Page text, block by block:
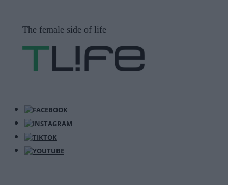
The female side of life